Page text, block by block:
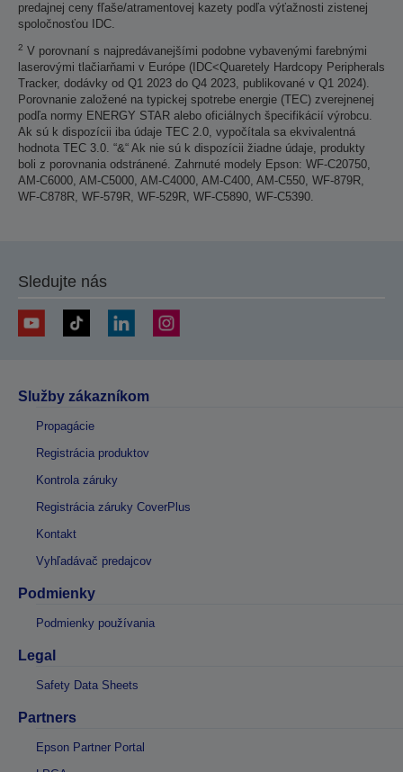
predajnej ceny fľaše/atramentovej kazety podľa výťažnosti zistenej
spoločnosťou IDC.
2 V porovnaní s najpredávanejšími podobne vybavenými farebnými
laserovými tlačiarňami v Európe (IDC<Quaretely Hardcopy Peripherals
Tracker, dodávky od Q1 2023 do Q4 2023, publikované v Q1 2024).
Porovnanie založené na typickej spotrebe energie (TEC) zverejnenej
podľa normy ENERGY STAR alebo oficiálnych špecifikácií výrobcu.
Ak sú k dispozícii iba údaje TEC 2.0, vypočítala sa ekvivalentná
hodnota TEC 3.0. “&“ Ak nie sú k dispozícii žiadne údaje, produkty
boli z porovnania odstránené. Zahrnuté modely Epson: WF-C20750,
AM-C6000, AM-C5000, AM-C4000, AM-C400, AM-C550, WF-879R,
WF-C878R, WF-579R, WF-529R, WF-C5890, WF-C5390.
Sledujte nás
Služby zákazníkom
Propagácie
Registrácia produktov
Kontrola záruky
Registrácia záruky CoverPlus
Kontakt
Vyhľadávač predajcov
Podmienky
Podmienky používania
Legal
Safety Data Sheets
Partners
Epson Partner Portal